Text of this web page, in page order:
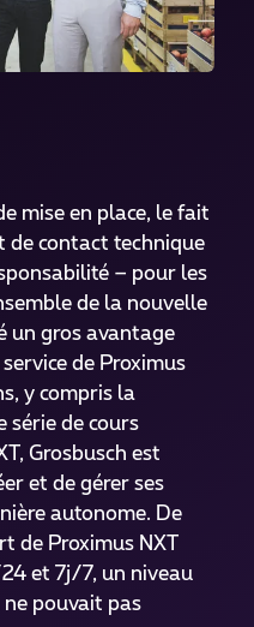
mise en place, le fait
de contact technique
– pour les
de la nouvelle
un gros avantage
de Proximus
y compris la
série de cours
Grosbusch est
et de gérer ses
autonome. De
de Proximus NXT
et 7j/7, un niveau
ne pouvait pas